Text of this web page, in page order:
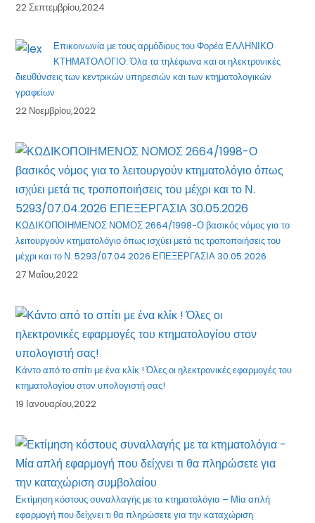
22 Σεπτεμβρίου,2024
Επικοινωνία με τους αρμόδιους του Φορέα ΕΛΛΗΝΙΚΟ
ΚΤΗΜΑΤΟΛΟΓΙΟ: Όλα τα τηλέφωνα και οι ηλεκτρονικές
διευθύνσεις των κεντρικών υπηρεσιών και των κτηματολογικών
γραφείων
22 Νοεμβρίου,2022
ΚΩΔΙΚΟΠΟΙΗΜΕΝΟΣ ΝΟΜΟΣ 2664/1998-Ο βασικός νόμος για το
λειτουργούν κτηματολόγιο όπως ισχύει μετά τις τροποποιήσεις του
μέχρι και το Ν. 5293/07.04.2026 ΕΠΕΞΕΡΓΑΣΙΑ 30.05.2026
27 Μαΐου,2022
Κάντο από το σπίτι με ένα κλίκ ! Όλες οι ηλεκτρονικές εφαρμογές του
κτηματολογίου στον υπολογιστή σας!
19 Ιανουαρίου,2022
Εκτίμηση κόστους συναλλαγής με τα κτηματολόγια – Μία απλή
εφαρμογή που δείχνει τι θα πληρώσετε για την καταχώριση